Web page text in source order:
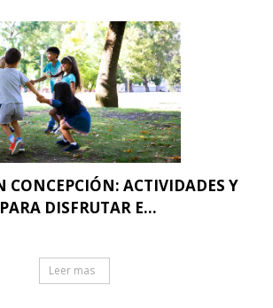
CONCEPCIÓN: ACTIVIDADES Y
DISFRUTAR E...
Leer mas